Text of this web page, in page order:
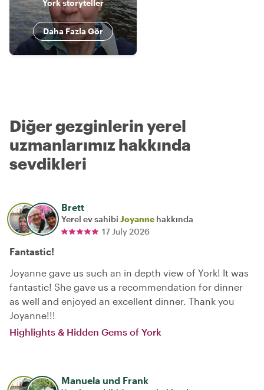
York storyteller
Daha Fazla Gör
Diğer gezginlerin yerel
uzmanlarımız hakkında
sevdikleri
Brett
Yerel ev sahibi Joyanne hakkında
17 July 2026
Fantastic!
Joyanne gave us such an in depth view of York! It was
fantastic! She gave us a recommendation for dinner
as well and enjoyed an excellent dinner. Thank you
Joyanne!!!
Highlights & Hidden Gems of York
Manuela und Frank